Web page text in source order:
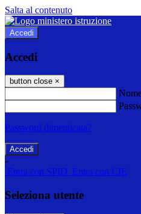
Salta al contenuto
Accedi
Accedi
button close ×
Password dimenticata?
-
Entra con SPID Entra con CIE
Seleziona utente